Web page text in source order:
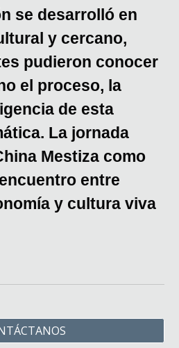
se desarrolló en
y cercano,
pudieron conocer
el proceso, la
de esta
La jornada
Mestiza como
entre
y cultura viva